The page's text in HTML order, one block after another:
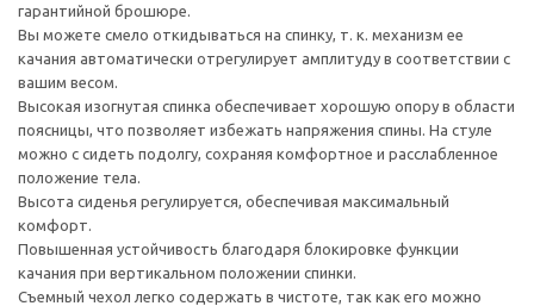
гарантийной брошюре.
Вы можете смело откидываться на спинку, т. к. механизм ее
качания автоматически отрегулирует амплитуду в соответствии с
вашим весом.
Высокая изогнутая спинка обеспечивает хорошую опору в области
поясницы, что позволяет избежать напряжения спины. На стуле
можно с сидеть подолгу, сохраняя комфортное и расслабленное
положение тела.
Высота сиденья регулируется, обеспечивая максимальный
комфорт.
Повышенная устойчивость благодаря блокировке функции
качания при вертикальном положении спинки.
Съемный чехол легко содержать в чистоте, так как его можно